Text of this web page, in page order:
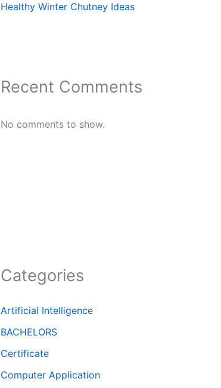
Healthy Winter Chutney Ideas
Recent Comments
No comments to show.
Categories
Artificial Intelligence
BACHELORS
Certificate
Computer Application